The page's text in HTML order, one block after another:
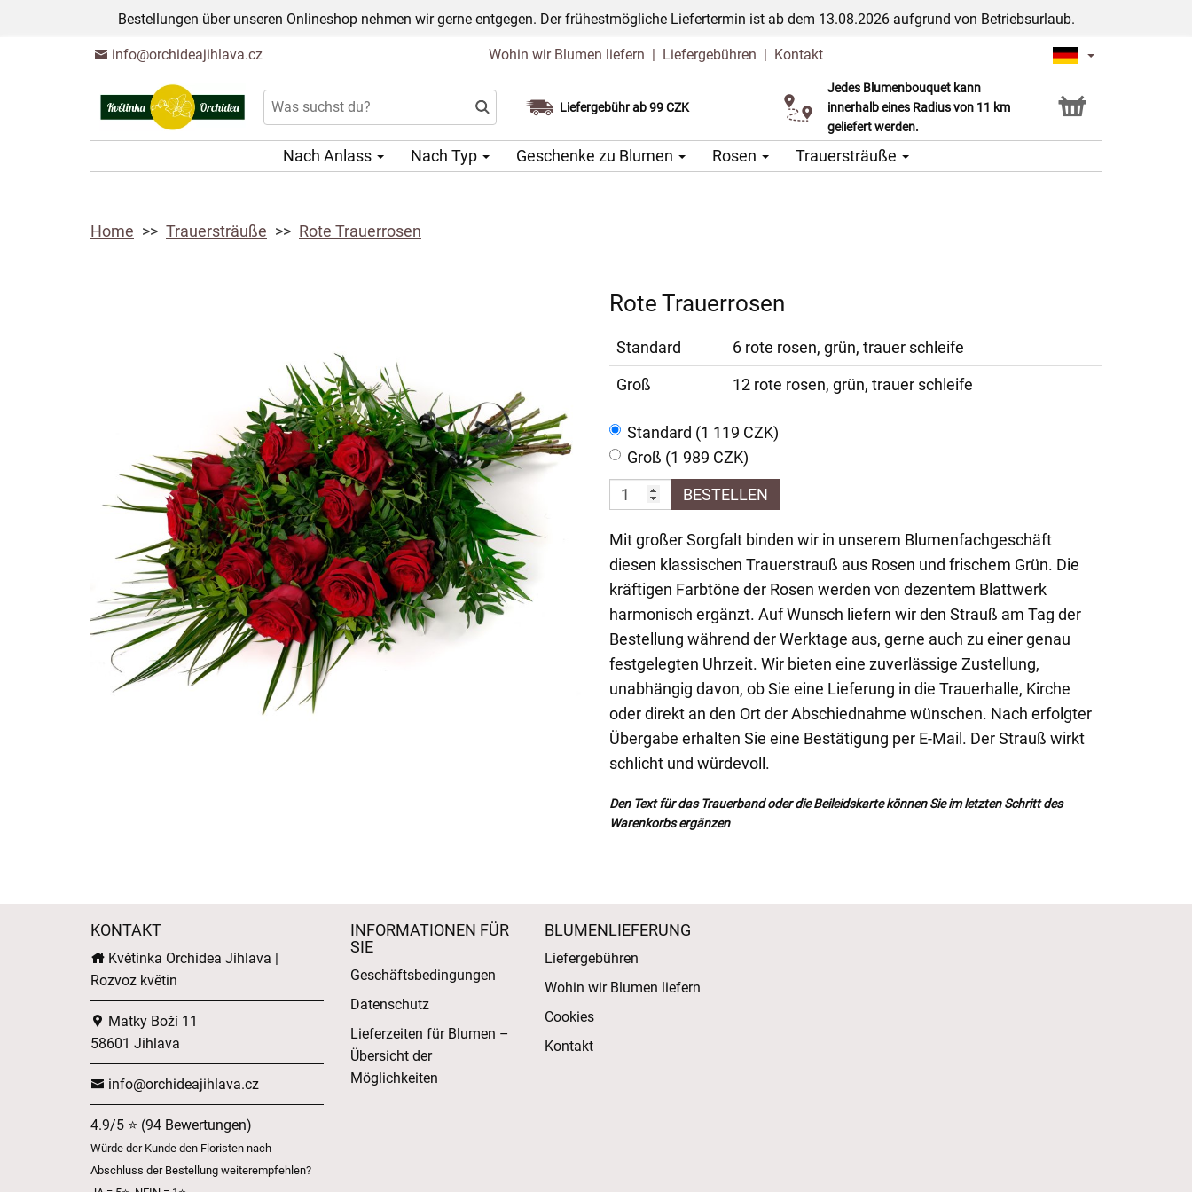
Bestellungen über unseren Onlineshop nehmen wir gerne entgegen. Der frühestmögliche Liefertermin ist ab dem 13.08.2026 aufgrund von Betriebsurlaub.
info@orchideajihlava.cz Wohin wir Blumen liefern | Liefergebühren | Kontakt
Liefergebühr ab 99 CZK
Wählen Sie Ihr Lieferdatum
Jedes Blumenbouquet kann
innerhalb eines Radius von 11 km
geliefert werden.
Click & Collect Service
Nach Anlass Nach Typ Geschenke zu Blumen Rosen Trauersträuße
Home Trauersträuße Rote Trauerrosen
Rote Trauerrosen
Standard
6 rote rosen, grün, trauer schleife
Groß
12 rote rosen, grün, trauer schleife
Standard (1 119 CZK)
Groß (1 989 CZK)
BESTELLEN
Mit großer Sorgfalt binden wir in unserem Blumenfachgeschäft
diesen klassischen Trauerstrauß aus Rosen und frischem Grün. Die
kräftigen Farbtöne der Rosen werden von dezentem Blattwerk
harmonisch ergänzt. Auf Wunsch liefern wir den Strauß am Tag der
Bestellung während der Werktage aus, gerne auch zu einer genau
festgelegten Uhrzeit. Wir bieten eine zuverlässige Zustellung,
unabhängig davon, ob Sie eine Lieferung in die Trauerhalle, Kirche
oder direkt an den Ort der Abschiednahme wünschen. Nach erfolgter
Übergabe erhalten Sie eine Bestätigung per E-Mail. Der Strauß wirkt
schlicht und würdevoll.
Den Text für das Trauerband oder die Beileidskarte können Sie im letzten Schritt des
Warenkorbs ergänzen
KONTAKT
Květinka Orchidea Jihlava |
Rozvoz květin
Matky Boží 11
58601 Jihlava
info@orchideajihlava.cz
4.9/5 ⭐ (94 Bewertungen)
Würde der Kunde den Floristen nach
Abschluss der Bestellung weiterempfehlen?
INFORMATIONEN FÜR
SIE
Geschäftsbedingungen
Datenschutz
Lieferzeiten für Blumen –
Übersicht der
Möglichkeiten
BLUMENLIEFERUNG
Liefergebühren
Wohin wir Blumen liefern
Cookies
Kontakt